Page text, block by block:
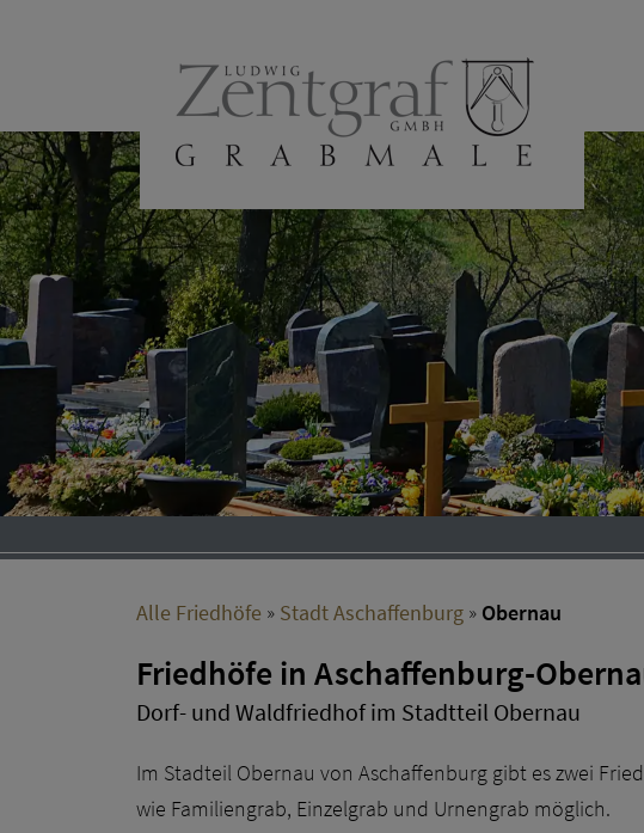
Alle Friedhöfe » Stadt Aschaffenburg » Obernau
Friedhöfe in Aschaffenburg-
Dorf- und Waldfriedhof im Stadtteil Obernau
Im Stadteil Obernau von Aschaffenburg gibt es zwei
wie Familiengrab, Einzelgrab und Urnengrab möglich.